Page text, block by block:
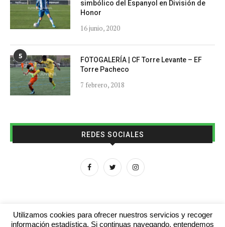
simbólico del Espanyol en División de
Honor
16 junio, 2020
5
FOTOGALERÍA | CF Torre Levante – EF
Torre Pacheco
7 febrero, 2018
REDES SOCIALES
Utilizamos cookies para ofrecer nuestros servicios y recoger
información estadística. Si continuas navegando, entendemos